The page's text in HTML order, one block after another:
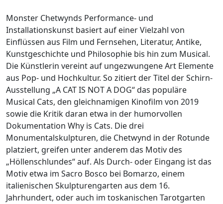
Monster Chetwynds Performance- und
Installationskunst basiert auf einer Vielzahl von
Einflüssen aus Film und Fernsehen, Literatur, Antike,
Kunstgeschichte und Philosophie bis hin zum Musical.
Die Künstlerin vereint auf ungezwungene Art Elemente
aus Pop- und Hochkultur. So zitiert der Titel der Schirn-
Ausstellung „A CAT IS NOT A DOG“ das populäre
Musical Cats, den gleichnamigen Kinofilm von 2019
sowie die Kritik daran etwa in der humorvollen
Dokumentation Why is Cats. Die drei
Monumentalskulpturen, die Chetwynd in der Rotunde
platziert, greifen unter anderem das Motiv des
„Höllenschlundes“ auf. Als Durch- oder Eingang ist das
Motiv etwa im Sacro Bosco bei Bomarzo, einem
italienischen Skulpturengarten aus dem 16.
Jahrhundert, oder auch im toskanischen Tarotgarten